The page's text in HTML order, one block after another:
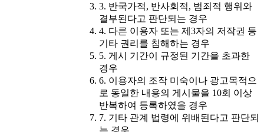
3. 반국가적, 반사회적, 범죄적 행위와
결부된다고 판단되는 경우
4. 다른 이용자 또는 제3자의 저작권 등
기타 권리를 침해하는 경우
5. 게시 기간이 규정된 기간을 초과한
경우
6. 이용자의 조작 미숙이나 광고목적으
로 동일한 내용의 게시물을 10회 이상
반복하여 등록하였을 경우
7. 기타 관계 법령에 위배된다고 판단되
는 경우